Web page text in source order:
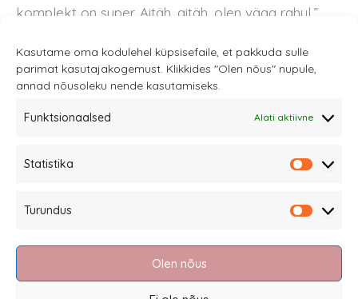
Kasutame oma kodulehel küpsisefaile, et pakkuda sulle
parimat kasutajakogemust. Klikkides "Olen nõus" nupule,
annad nõusoleku nende kasutamiseks.
Funktsionaalsed Alati aktiivne
Statistika
Turundus
Olen nõus
komplekt on super. Aitäh, aitäh, olen väga rahul.”
Müügitingimused
Kauba tagastamine